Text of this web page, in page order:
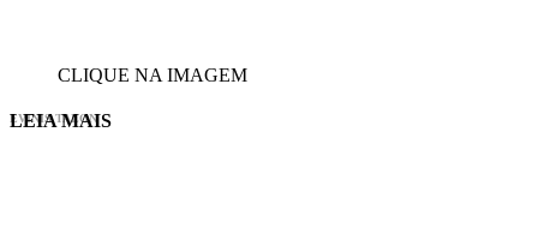
CLIQUE NA IMAGEM
EVINIS TALON
LEIA MAIS